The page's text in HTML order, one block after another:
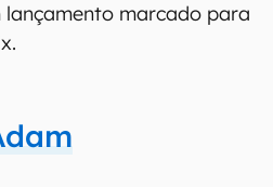
lançamento marcado para